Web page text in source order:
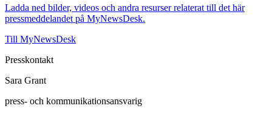
Ladda ned bilder, videos och andra resurser relaterat till det här
pressmeddelandet på MyNewsDesk.
Till MyNewsDesk
Presskontakt
Sara Grant
press- och kommunikationsansvarig